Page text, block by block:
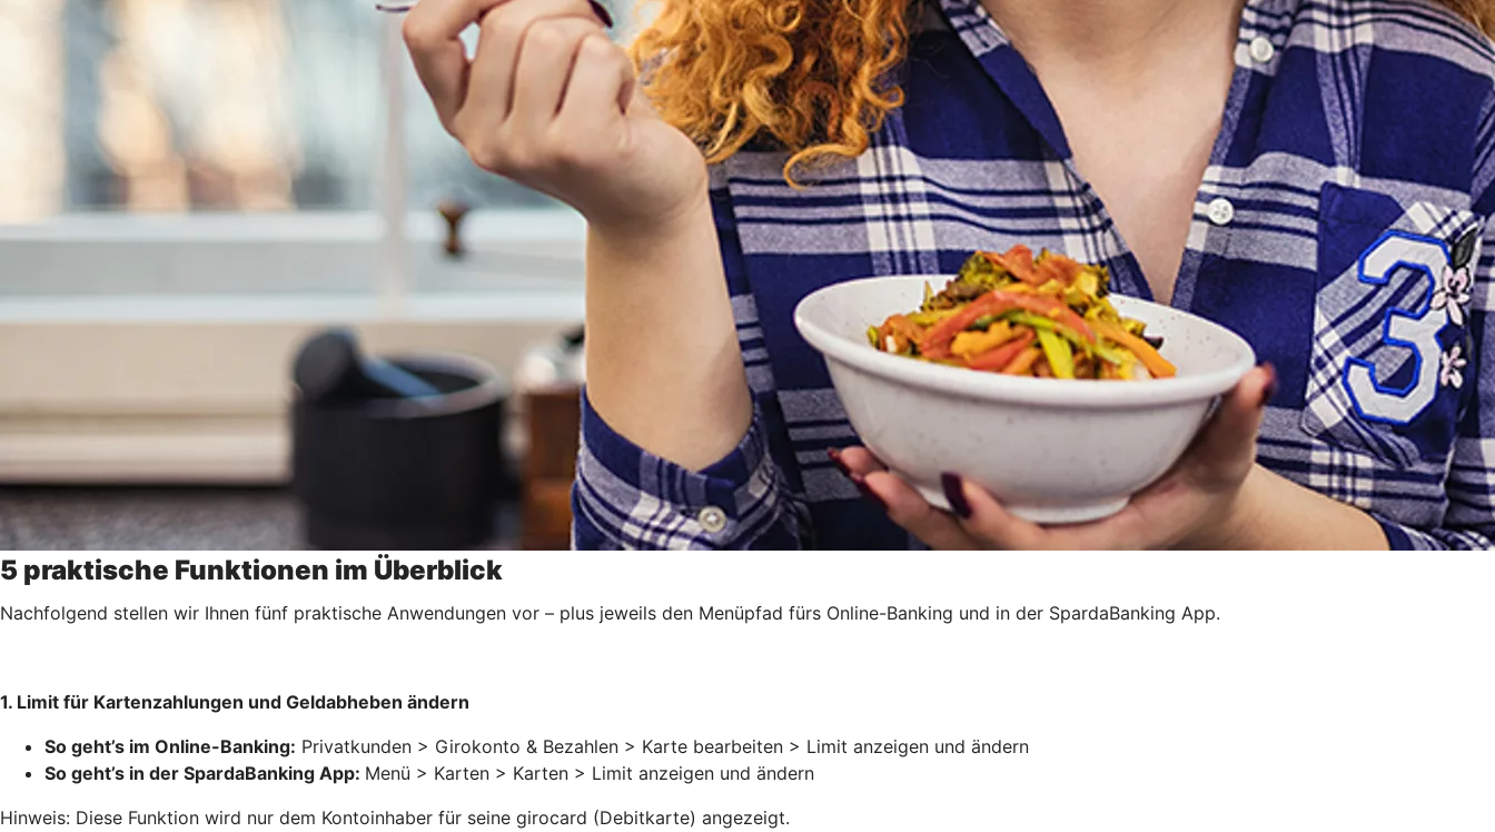
5 praktische Funktionen im Überblick
Nachfolgend stellen wir Ihnen fünf praktische Anwendungen vor – plus jeweils den Menüpfad fürs Online-Banking und in der SpardaBanking App.
1. Limit für Kartenzahlungen und Geldabheben ändern
So geht’s im Online-Banking: Privatkunden > Girokonto & Bezahlen > Karte bearbeiten > Limit anzeigen und ändern
So geht’s in der SpardaBanking App: Menü > Karten > Karten > Limit anzeigen und ändern
Hinweis: Diese Funktion wird nur dem Kontoinhaber für seine girocard (Debitkarte) angezeigt.